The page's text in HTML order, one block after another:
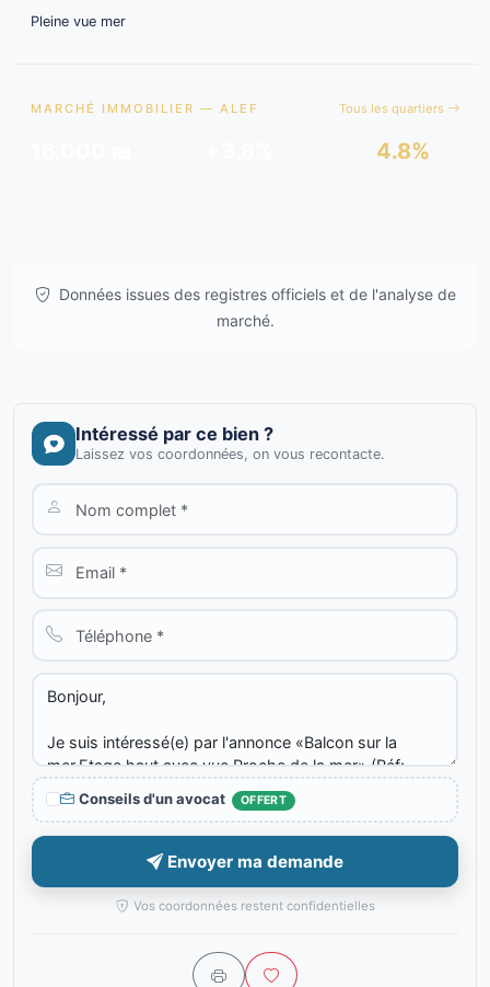
Pleine vue mer
MARCHÉ IMMOBILIER — ALEF Tous les quartiers
4.8%
Données issues des registres officiels et de l'analyse de
marché.
Intéressé par ce bien ?
Laissez vos coordonnées, on vous recontacte.
Conseils d'un avocat OFFERT
Envoyer ma demande
Vos coordonnées restent confidentielles